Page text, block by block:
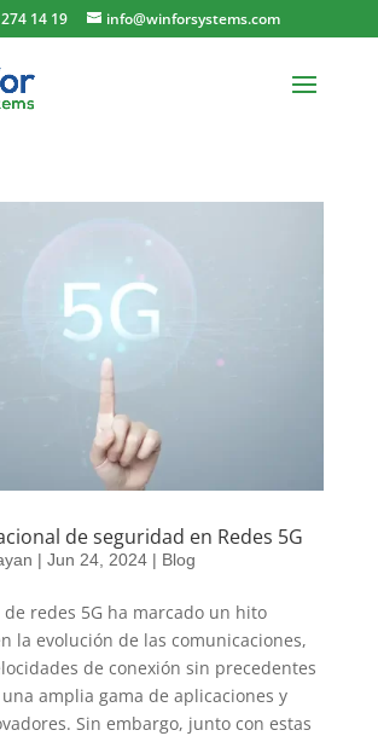
14 19 info@winforsystems.com
de seguridad en Redes 5G
| Jun 24, 2024| Blog
de redes 5G ha marcado un hito
la evolución de las comunicaciones,
de conexión sin precedentes
amplia gama de aplicaciones y
Sin embargo, junto con estas